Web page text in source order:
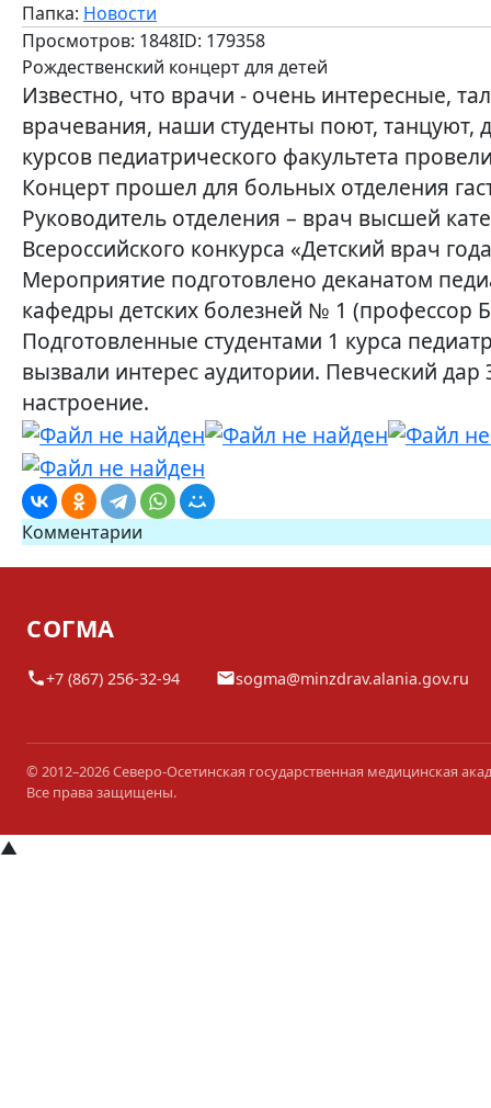
Папка: Новости
Просмотров: 1848ID: 179358
Рождественский концерт для детей
Известно, что врачи - очень интересные,
врачевания, наши студенты поют, танцуют,
курсов педиатрического факультета
Концерт прошел для больных отделения
Руководитель отделения – врач высшей
Всероссийского конкурса «Детский врач
Мероприятие подготовлено деканатом
кафедры детских болезней № 1 (профессор
Подготовленные студентами 1 курса
вызвали интерес аудитории. Певческий
настроение.
Комментарии
СОГМА
+7 (867) 256-32-94 sogma@minzdrav.alania.gov.ru
© 2012–2026 Северо-Осетинская государственная медицинская
Все права защищены.
▲